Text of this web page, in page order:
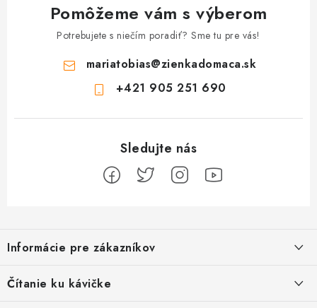
Pomôžeme vám s výberom
Potrebujete s niečím poradiť? Sme tu pre vás!
mariatobias@zienkadomaca.sk
+421 905 251 690
p
ä
Informácie pre zákazníkov
Ako sa registrovať
Čítanie ku kávičke